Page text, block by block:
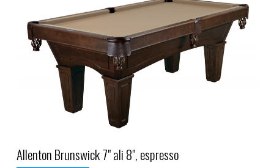
Allenton Brunswick 7" ali 8", espresso